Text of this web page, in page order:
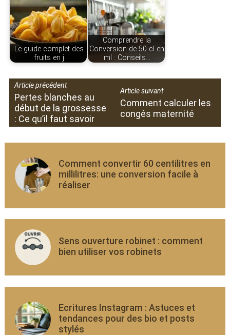
Le guide complet des
fruits en j
Comprendre la
Conversion de 50 cl en
ml : Conseils…
Article précédent
Pertes blanches au
début de la grossesse
: Ce qu’il faut savoir
Article suivant
Comment calculer les
congés maternité
Comment convertir 60 centilitres en
millilitres: une conversion facile à
réaliser
Sens ouverture robinet : comment
bien utiliser vos robinets
Ecritures Instagram : Astuces et
tendances pour des bio et posts
stylés